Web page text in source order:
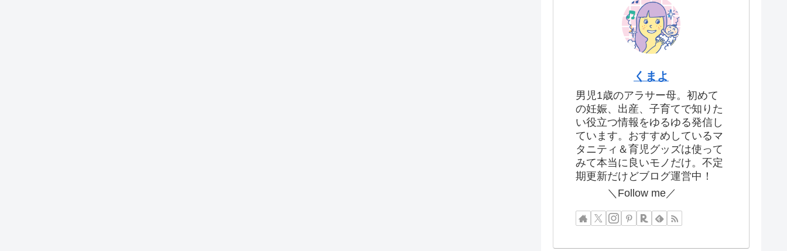
くまよ
男児1歳のアラサー母。初めて
の妊娠、出産、子育てで知りた
い役立つ情報をゆるゆる発信し
ています。おすすめしているマ
タニティ＆育児グッズは使って
みて本当に良いモノだけ。不定
期更新だけどブログ運営中！
＼Follow me／